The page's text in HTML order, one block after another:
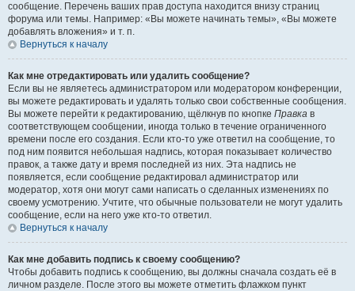
сообщение. Перечень ваших прав доступа находится внизу страниц
форума или темы. Например: «Вы можете начинать темы», «Вы можете
добавлять вложения» и т. п.
Вернуться к началу
Как мне отредактировать или удалить сообщение?
Если вы не являетесь администратором или модератором конференции,
вы можете редактировать и удалять только свои собственные сообщения.
Вы можете перейти к редактированию, щёлкнув по кнопке Правка в
соответствующем сообщении, иногда только в течение ограниченного
времени после его создания. Если кто-то уже ответил на сообщение, то
под ним появится небольшая надпись, которая показывает количество
правок, а также дату и время последней из них. Эта надпись не
появляется, если сообщение редактировал администратор или
модератор, хотя они могут сами написать о сделанных изменениях по
своему усмотрению. Учтите, что обычные пользователи не могут удалить
сообщение, если на него уже кто-то ответил.
Вернуться к началу
Как мне добавить подпись к своему сообщению?
Чтобы добавить подпись к сообщению, вы должны сначала создать её в
личном разделе. После этого вы можете отметить флажком пункт